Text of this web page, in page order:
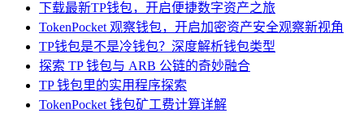
下载最新TP钱包，开启便捷数字资产之旅
TokenPocket 观察钱包，开启加密资产安全观察新视角
TP钱包是不是冷钱包？深度解析钱包类型
探索 TP 钱包与 ARB 公链的奇妙融合
TP 钱包里的实用程序探索
TokenPocket 钱包矿工费计算详解